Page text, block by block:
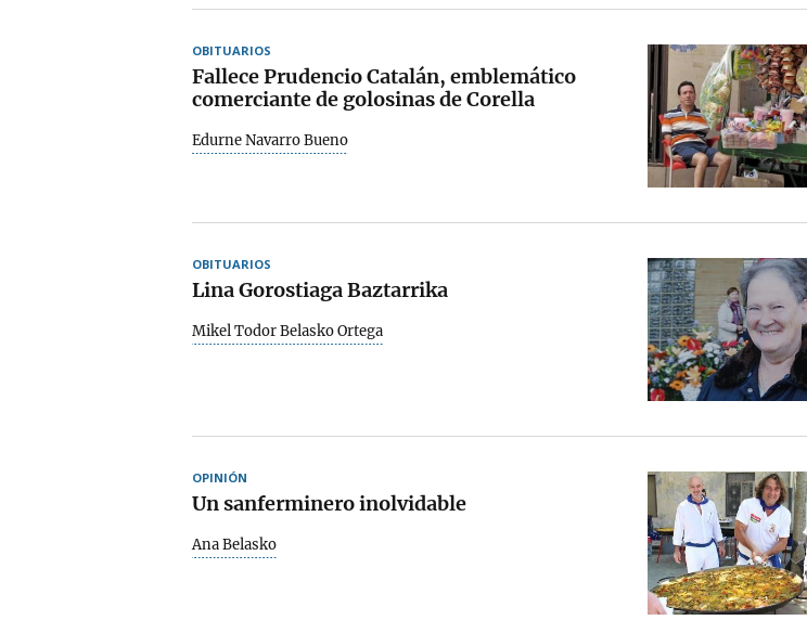
OBITUARIOS
Fallece Prudencio Catalán, emblemático
comerciante de golosinas de Corella
Edurne Navarro Bueno
OBITUARIOS
Lina Gorostiaga Baztarrika
Mikel Todor Belasko Ortega
OPINIÓN
Un sanferminero inolvidable
Ana Belasko